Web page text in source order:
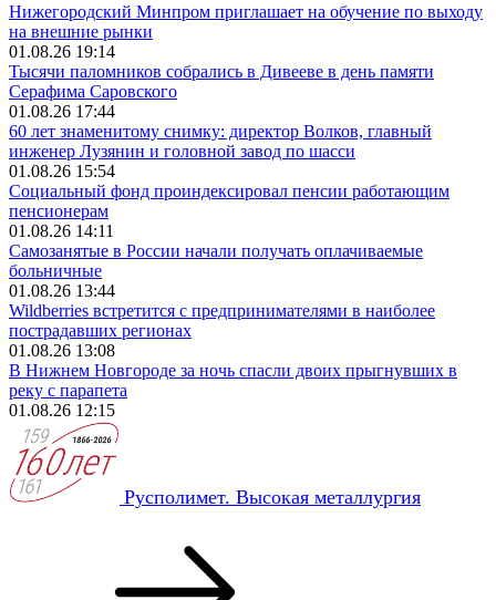
Нижегородский Минпром приглашает на обучение по выходу
на внешние рынки
01.08.26 19:14
Тысячи паломников собрались в Дивееве в день памяти
Серафима Саровского
01.08.26 17:44
60 лет знаменитому снимку: директор Волков, главный
инженер Лузянин и головной завод по шасси
01.08.26 15:54
Социальный фонд проиндексировал пенсии работающим
пенсионерам
01.08.26 14:11
Самозанятые в России начали получать оплачиваемые
больничные
01.08.26 13:44
Wildberries встретится с предпринимателями в наиболее
пострадавших регионах
01.08.26 13:08
В Нижнем Новгороде за ночь спасли двоих прыгнувших в
реку с парапета
01.08.26 12:15
Русполимет. Высокая металлургия